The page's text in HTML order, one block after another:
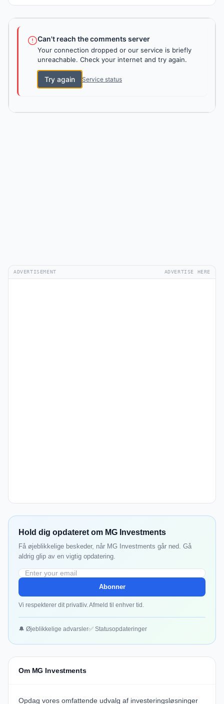
Can't reach the comments server
Your connection dropped or our service is briefly
unreachable. Check your internet and try again.
Try again Service status
ADVERTISEMENT ADVERTISE HERE
Hold dig opdateret om MG Investments
Få øjeblikkelige beskeder, når MG Investments går ned. Gå
aldrig glip av en vigtig opdatering.
Abonner
Vi respekterer dit privatliv. Afmeld til enhver tid.
🔔 Øjeblikkelige advarsler✅ Statusopdateringer
Om MG Investments
Opdag vores omfattende udvalg af investeringsløsninger